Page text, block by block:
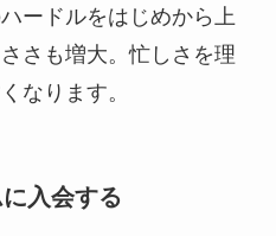
ードルをはじめから上
さも増大。忙しさを理
なります。
入会する